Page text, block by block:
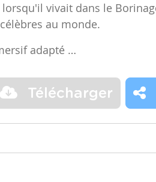
vivait dans le
au monde.
adapté …
Télécharger